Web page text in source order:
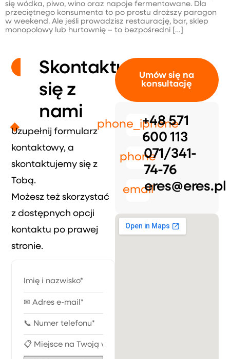
się wódka, piwo, wino oraz napoje fermentowane. Dla
przeciętnego konsumenta to po prostu droższy paragon
w weekend. Ale jeśli prowadzisz restaurację, bar, sklep
monopolowy lub hurtownię – to bezpośredni […]
Skontaktuj
się z
nami
Uzupełnij formularz
kontaktowy, a
skontaktujemy się z
Tobą.
Możesz też skorzystać
z dostępnych opcji
kontaktu po prawej
stronie.
Umów się na
konsultację
phone_iphone
+48 571
600 113
phone071/341-
74-76
emaileres@eres.pl